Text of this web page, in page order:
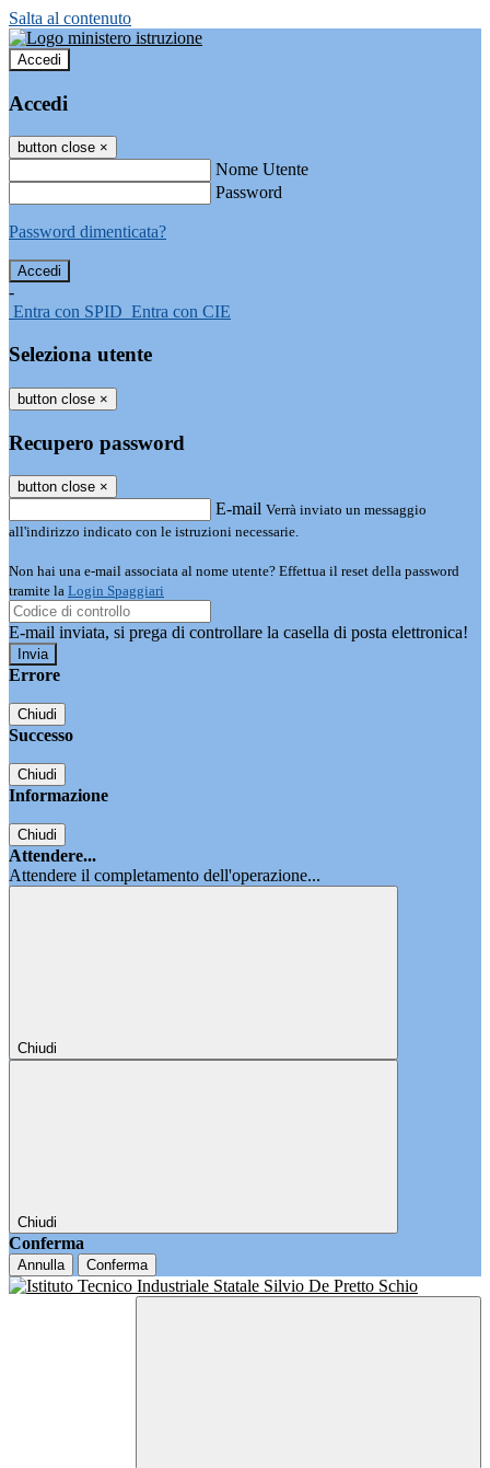
Salta al contenuto
Accedi
Accedi
button close ×
Nome Utente
Password
Password dimenticata?
-
Entra con SPID Entra con CIE
Seleziona utente
button close ×
Recupero password
button close ×
E-mail Verrà inviato un messaggio
all'indirizzo indicato con le istruzioni necessarie.
Non hai una e-mail associata al nome utente? Effettua il reset della password
tramite la Login Spaggiari
E-mail inviata, si prega di controllare la casella di posta elettronica!
Errore
Chiudi
Successo
Chiudi
Informazione
Chiudi
Attendere...
Attendere il completamento dell'operazione...
Chiudi
Chiudi
Conferma
Annulla Conferma